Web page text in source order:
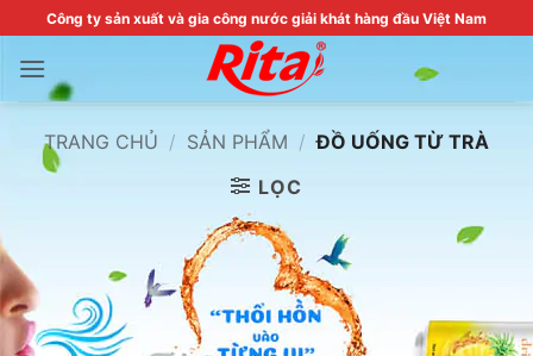
to
content
Công ty sản xuất và gia công nước giải khát hàng đầu Việt Nam
TRANG CHỦ / SẢN PHẨM / ĐỒ UỐNG TỪ TRÀ
LỌC